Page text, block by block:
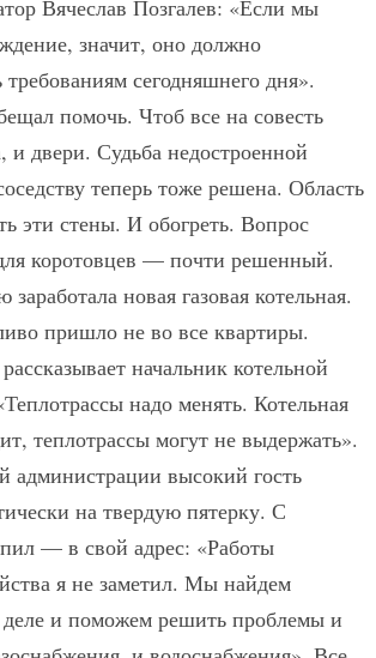
Вячеслав Позгалев: «Если мы
значит, оно должно
требованиям сегодняшнего дня».
помочь. Чтоб все на совесть
и двери. Судьба недостроенной
теперь тоже решена. Область
эти стены. И обогреть. Вопрос
коротовцев — почти решенный.
новая газовая котельная.
пришло не во все квартиры.
начальник котельной
надо менять. Котельная
теплотрассы могут не выдержать».
администрации высокий гость
на твердую пятерку. С
— в свой адрес: «Работы
я не заметил. Мы найдем
деле и поможем решить проблемы и